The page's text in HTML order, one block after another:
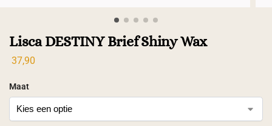
Lisca DESTINY Brief Shiny Wax
37,90
Maat